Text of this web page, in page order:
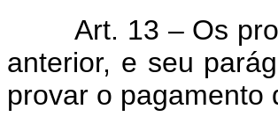
Art. 13 – Os
anterior, e seu
provar o pagamento